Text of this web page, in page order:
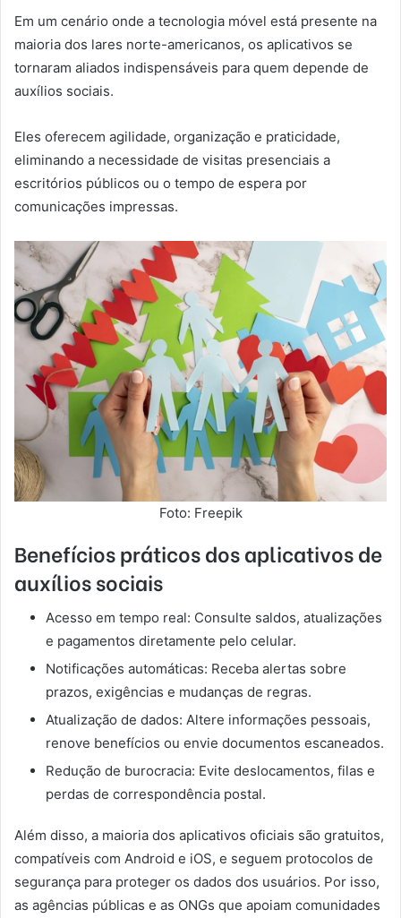
Em um cenário onde a tecnologia móvel está presente na
maioria dos lares norte-americanos, os aplicativos se
tornaram aliados indispensáveis para quem depende de
auxílios sociais.
Eles oferecem agilidade, organização e praticidade,
eliminando a necessidade de visitas presenciais a
escritórios públicos ou o tempo de espera por
comunicações impressas.
Foto: Freepik
Benefícios práticos dos aplicativos de
auxílios sociais
Acesso em tempo real: Consulte saldos, atualizações
e pagamentos diretamente pelo celular.
Notificações automáticas: Receba alertas sobre
prazos, exigências e mudanças de regras.
Atualização de dados: Altere informações pessoais,
renove benefícios ou envie documentos escaneados.
Redução de burocracia: Evite deslocamentos, filas e
perdas de correspondência postal.
Além disso, a maioria dos aplicativos oficiais são gratuitos,
compatíveis com Android e iOS, e seguem protocolos de
segurança para proteger os dados dos usuários. Por isso,
as agências públicas e as ONGs que apoiam comunidades